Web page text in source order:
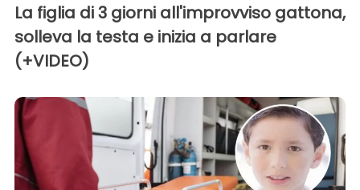
La figlia di 3 giorni all'improvviso gattona,
solleva la testa e inizia a parlare
(+VIDEO)